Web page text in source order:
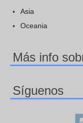
Asia
Oceania
Más info
Síguenos